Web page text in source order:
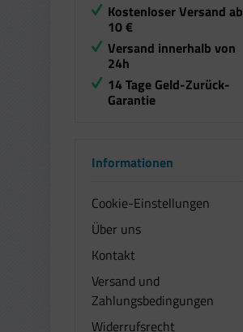
Kostenloser Versand ab
10 €
Versand innerhalb von
24h
14 Tage Geld-Zurück-
Garantie
Informationen
Cookie-Einstellungen
Über uns
Kontakt
Versand und
Zahlungsbedingungen
Widerrufsrecht